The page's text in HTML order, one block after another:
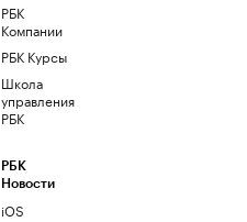
РБК
Компании
РБК Курсы
Школа
управления
РБК
РБК
Новости
iOS